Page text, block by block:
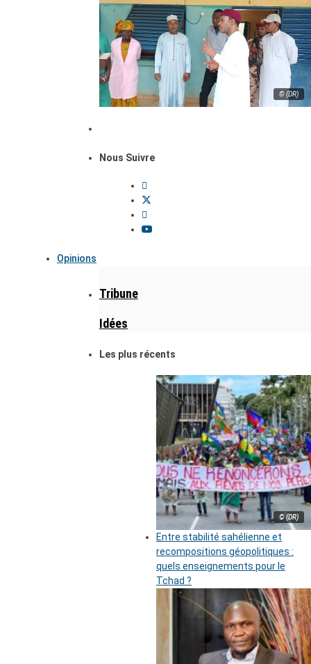
© (DR)
Nous Suivre
Opinions
Tribune
Idées
Les plus récents
© (DR)
Entre stabilité sahélienne et
recompositions géopolitiques :
quels enseignements pour le
Tchad ?